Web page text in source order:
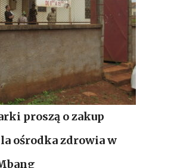
proszą o zakup
ośrodka zdrowia w